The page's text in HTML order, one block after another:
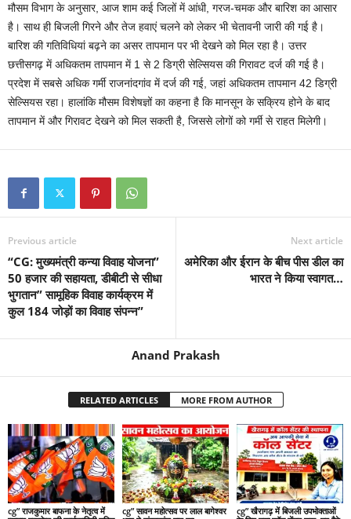
मौसम विभाग के अनुसार, आज शाम कई जिलों में आंधी, गरज-चमक और बारिश का आसार
है। साथ ही बिजली गिरने और तेज हवाएं चलने को लेकर भी चेतावनी जारी की गई है।
बारिश की गतिविधियां बढ़ने का असर तापमान पर भी देखने को मिल रहा है। उत्तर
छत्तीसगढ़ में अधिकतम तापमान में 1 से 2 डिग्री सेल्सियस की गिरावट दर्ज की गई है।
प्रदेश में सबसे अधिक गर्मी राजनांदगांव में दर्ज की गई, जहां अधिकतम तापमान 42 डिग्री
सेल्सियस रहा। हालांकि मौसम विशेषज्ञों का कहना है कि मानसून के सक्रिय होने के बाद
तापमान में और गिरावट देखने को मिल सकती है, जिससे लोगों को गर्मी से राहत मिलेगी।
Previous article
“CG: मुख्यमंत्री कन्या विवाह योजना”
50 हजार की सहायता, डीबीटी से सीधा
भुगतान” सामूहिक विवाह कार्यक्रम में
कुल 184 जोड़ों का विवाह संपन्न”
Next article
अमेरिका और ईरान के बीच पीस डील का
भारत ने किया स्वागत…
Anand Prakash
RELATED ARTICLES MORE FROM AUTHOR
cg” राजकुमार बाफना के नेतृत्व में
cg” सावन महोत्सव पर लाल बागेश्वर
cg” खैरागढ़ में बिजली उपभोक्ताओं